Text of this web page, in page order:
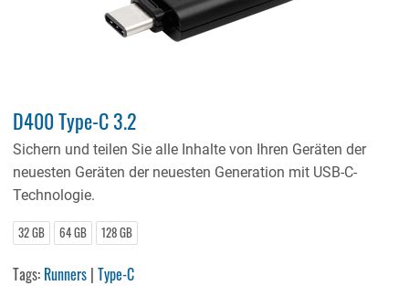
D400 Type-C 3.2
Sichern und teilen Sie alle Inhalte von Ihren Geräten der
neuesten Geräten der neuesten Generation mit USB-C-
Technologie.
32 GB 64 GB 128 GB
Tags: Runners |Type-C